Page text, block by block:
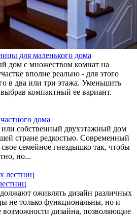
для маленького дома
дом с множеством комнат на
вполне реально - для этого
в два или три этажа. Уменьшить
компактный ее вариант.
дома
или собственный двухэтажный дом
стране редкостью. Современный
свое семейное гнездышко так, чтобы
но...
оживлять дизайн различных
не только функциональны, но и
возможности дизайна, позволяющие